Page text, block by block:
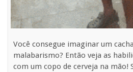
Você consegue imaginar um
malabarismo? Então veja as
com um copo de cerveja na mão!